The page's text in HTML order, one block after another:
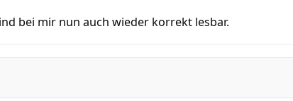
bei mir nun auch wieder korrekt lesbar.